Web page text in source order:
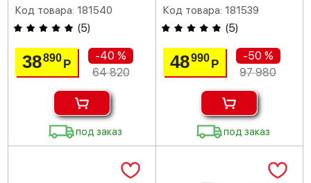
Код товара: 181540
(5)
38890Р
-40 %
64 820
под заказ
Код товара: 181539
(5)
48990 Р
-50 %
97 980
под заказ